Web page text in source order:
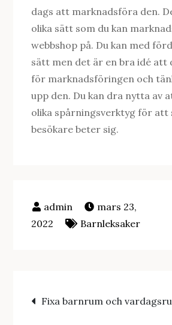
dags att marknadsföra den.
olika sätt som du kan
webbshop på. Du kan med
sätt men det är en bra idé att
för marknadsföringen och
upp den. Du kan dra nytta av
olika spårningsverktyg för att
besökare beter sig.
mars 23,
2022
Barnleksaker
Fixa barnrum och